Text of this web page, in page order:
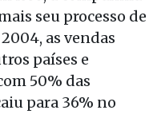
seu processo de
as vendas
países e
50% das
para 36% no